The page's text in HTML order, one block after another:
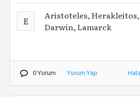
E
Aristoteles, Herakleitos,
Darwin, Lamarck
0 Yorum Yorum Yap